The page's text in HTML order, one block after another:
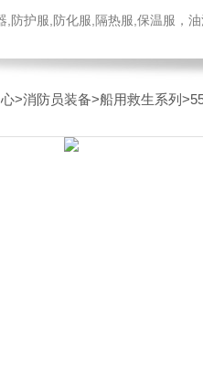
,防护服,防化服,隔热服,保温服，
>消防员装备>船用救生系列